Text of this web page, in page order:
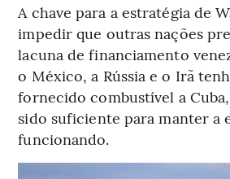
A chave para a estratégia de
impedir que outras nações
lacuna de financiamento
o México, a Rússia e o Irã
fornecido combustível a
sido suficiente para manter a
funcionando.